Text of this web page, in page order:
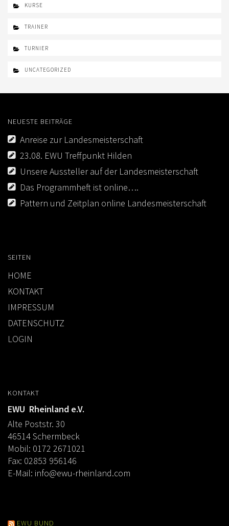
KURSE
TRAINER
TURNIER
UNCATEGORIZED
NEUESTE BEITRÄGE
Anreise zur Landesmeisterschaft
23.08. EWU Treffpunkt Hilden
Unsere Aussteller auf der Landesmeisterschaft
Das Programmheft ist online….
Pattern und Zeitplan online Landesmeisterschaft
SEITEN
HOME
KONTAKT
IMPRESSUM
DATENSCHUTZ
LOGIN
KONTAKT
EWU Rheinland e.V.
Alte Poststr. 30
46514 Schermbeck
Mobil: 0172 2671021
Fax: 02853 956146
E-Mail: info@ewu-rheinland.com
EWU BUND